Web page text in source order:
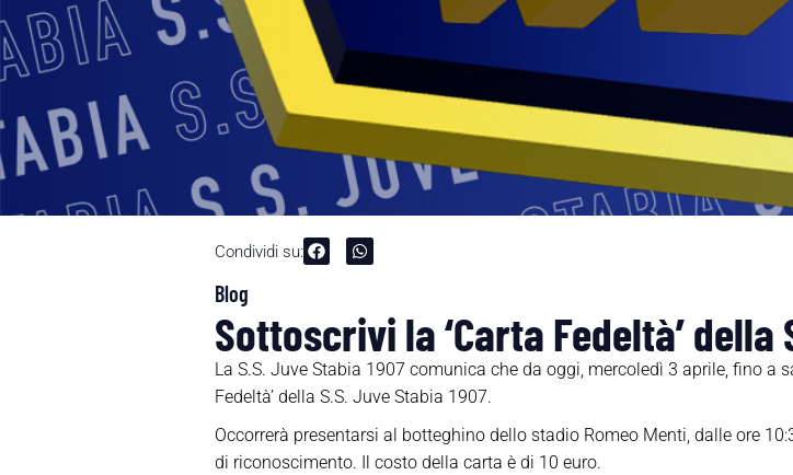
Condividi su:
Blog
Sottoscrivi la ‘Carta Fedeltà’ della
La S.S. Juve Stabia 1907 comunica che da oggi, mercoledì 3 aprile, fino a
Fedeltà’ della S.S. Juve Stabia 1907.
Occorrerà presentarsi al botteghino dello stadio Romeo Menti, dalle ore
di riconoscimento. Il costo della carta è di 10 euro.